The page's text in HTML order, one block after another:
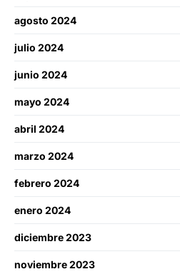
agosto 2024
julio 2024
junio 2024
mayo 2024
abril 2024
marzo 2024
febrero 2024
enero 2024
diciembre 2023
noviembre 2023